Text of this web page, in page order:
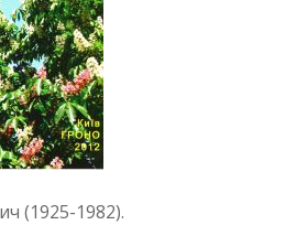
(1925-1982).